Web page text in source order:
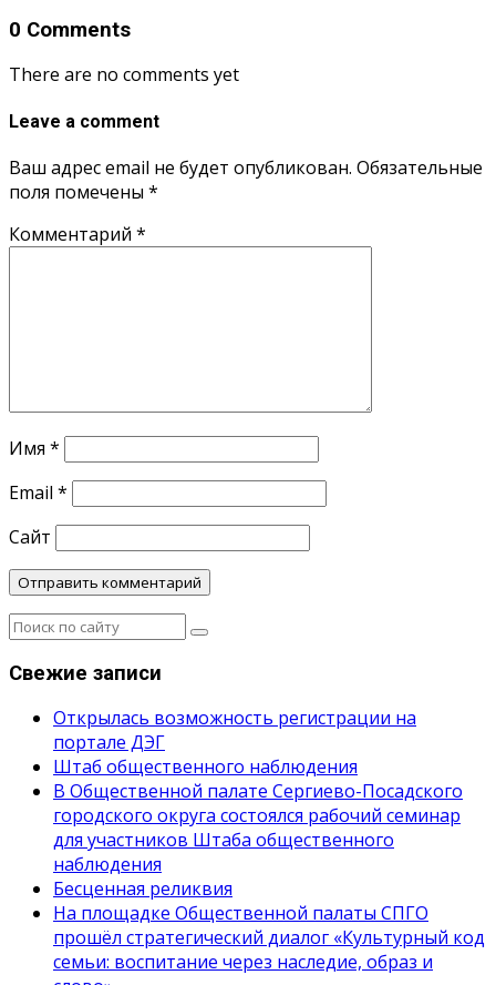
0 Comments
There are no comments yet
Leave a comment
Ваш адрес email не будет опубликован. Обязательные
поля помечены *
Комментарий *
Имя *
Email *
Сайт
Свежие записи
Открылась возможность регистрации на
портале ДЭГ
Штаб общественного наблюдения
В Общественной палате Сергиево-Посадского
городского округа состоялся рабочий семинар
для участников Штаба общественного
наблюдения
Бесценная реликвия
На площадке Общественной палаты СПГО
прошёл стратегический диалог «Культурный код
семьи: воспитание через наследие, образ и